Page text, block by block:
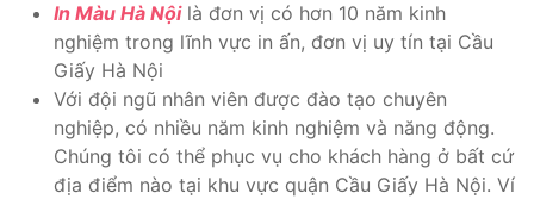
In Màu Hà Nộilà đơn vị có hơn 10 năm kinh
nghiệm trong lĩnh vực in ấn, đơn vị uy tín tại Cầu
Giấy Hà Nội
Với đội ngũ nhân viên được đào tạo chuyên
nghiệp, có nhiều năm kinh nghiệm và năng động.
Chúng tôi có thể phục vụ cho khách hàng ở bất cứ
địa điểm nào tại khu vực quận Cầu Giấy Hà Nội. Ví